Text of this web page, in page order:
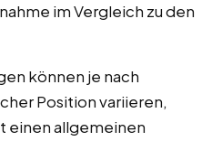
im Vergleich zu den
können je nach
Position variieren,
einen allgemeinen